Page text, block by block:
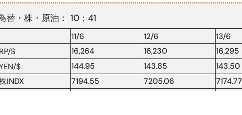
替・株・原油： 10：41
11/6 12/6 13/6
$
16,264 16,230 16,295
$
144.95 143.85 143.50
INDX
7194.55 7205.06 7174.77